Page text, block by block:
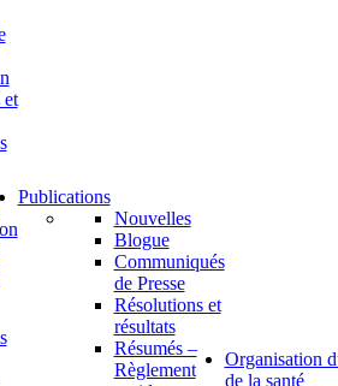
et
Publications
Nouvelles
Blogue
Communiqués
de Presse
Résolutions et
résultats
Résumés –
Règlement
Organisation
de la santé